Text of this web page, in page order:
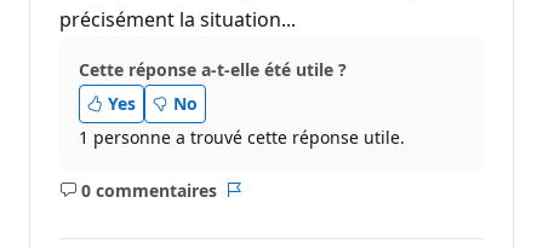
précisément la situation...
Cette réponse a-t-elle été utile ?
Yes
No
1 personne a trouvé cette réponse utile.
0 commentaires
Aucun